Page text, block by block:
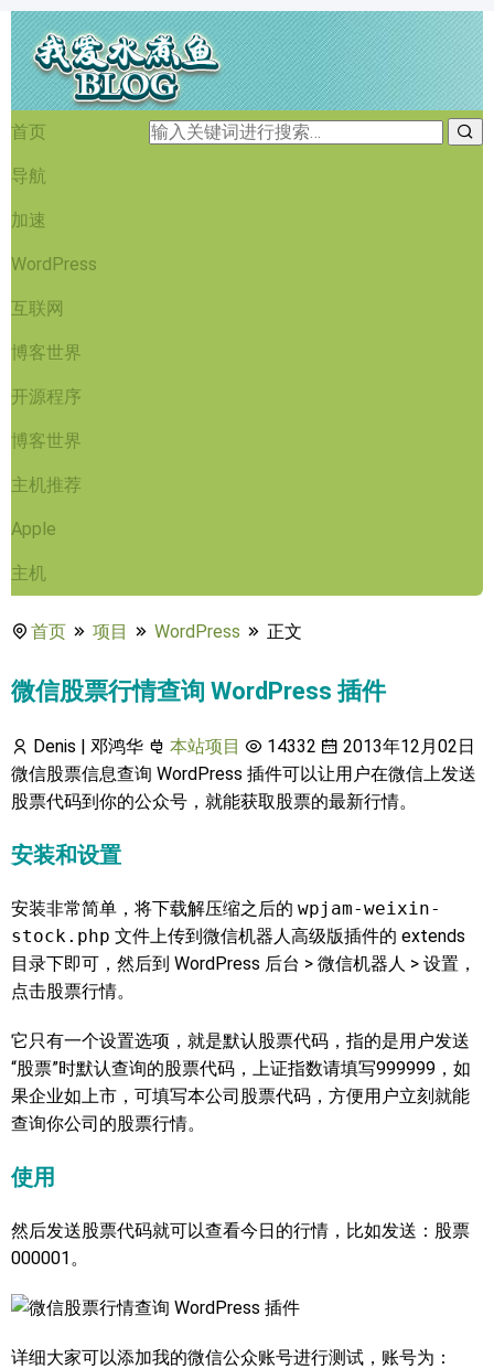
首页
导航
加速
WordPress
互联网
博客世界
开源程序
博客世界
主机推荐
Apple
主机
首页 项目 WordPress 正文
微信股票行情查询 WordPress 插件
Denis | 邓鸿华 本站项目 14332
2013年12月02日
微信股票信息查询 WordPress 插件可以让用户在微信上发送
股票代码到你的公众号，就能获取股票的最新行情。
安装和设置
安装非常简单，将下载解压缩之后的 wpjam-weixin-
stock.php 文件上传到微信机器人高级版插件的 extends
目录下即可，然后到 WordPress 后台 > 微信机器人 > 设置，
点击股票行情。
它只有一个设置选项，就是默认股票代码，指的是用户发送
“股票”时默认查询的股票代码，上证指数请填写999999，如
果企业如上市，可填写本公司股票代码，方便用户立刻就能
查询你公司的股票行情。
使用
然后发送股票代码就可以查看今日的行情，比如发送：股票
000001。
详细大家可以添加我的微信公众账号进行测试，账号为：